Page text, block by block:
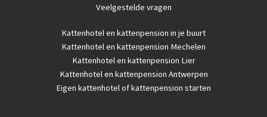
Veelgestelde vragen
Kattenhotelen kattenpension in je buurt
Kattenhotel en kattenpension Mechelen
Kattenhotel en kattenpension Lier
Kattenhotel en kattenpension Antwerpen
Eigen kattenhotel of kattenpension starten